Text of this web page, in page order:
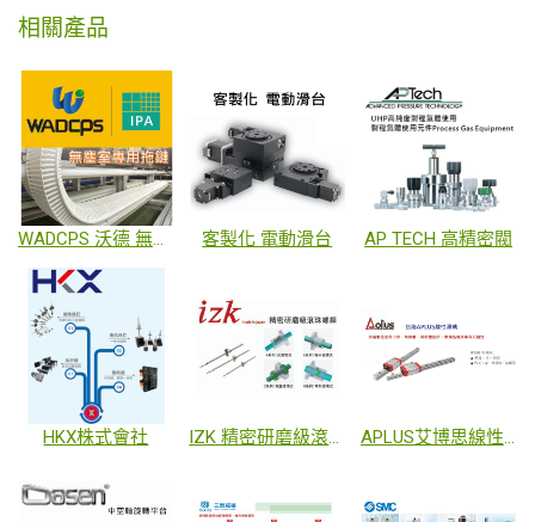
相關產品
WADCPS 沃德 無塵室專用拖鏈 客製化 電動滑台 AP TECH 高精密閥
HKX株式會社 IZK 精密研磨級滾珠螺桿 APLUS艾博思線性滑軌